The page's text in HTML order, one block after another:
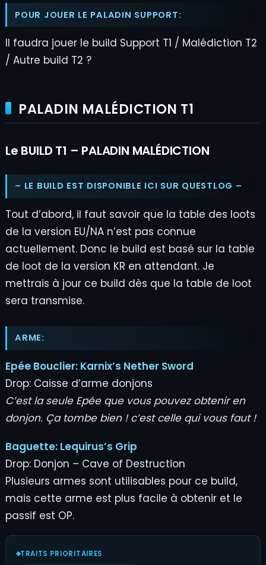
POUR JOUER LE PALADIN SUPPORT:
Il faudra jouer le build Support T1 / Malédiction T2
/ Autre build T2 ?
PALADIN MALÉDICTION T1
Le BUILD T1 – PALADIN MALÉDICTION
– LE BUILD EST DISPONIBLE ICI SUR QUESTLOG –
Tout d’abord, il faut savoir que la table des loots
de la version EU/NA n’est pas connue
actuellement. Donc le build est basé sur la table
de loot de la version KR en attendant. Je
mettrais à jour ce build dès que la table de loot
sera transmise.
ARME:
Epée Bouclier:Karnix’s Nether Sword
Drop: Caisse d’arme donjons
C’est la seule Epée que vous pouvez obtenir en
donjon. Ça tombe bien ! c’est celle qui vous faut !
Baguette:Lequirus’s Grip
Drop: Donjon – Cave of Destruction
Plusieurs armes sont utilisables pour ce build,
mais cette arme est plus facile à obtenir et le
passif est OP.
TRAITS PRIORITAIRES